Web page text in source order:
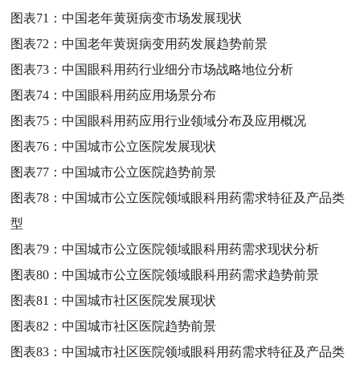
图表71：中国老年黄斑病变市场发展现状
图表72：中国老年黄斑病变用药发展趋势前景
图表73：中国眼科用药行业细分市场战略地位分析
图表74：中国眼科用药应用场景分布
图表75：中国眼科用药应用行业领域分布及应用概况
图表76：中国城市公立医院发展现状
图表77：中国城市公立医院趋势前景
图表78：中国城市公立医院领域眼科用药需求特征及产品类
型
图表79：中国城市公立医院领域眼科用药需求现状分析
图表80：中国城市公立医院领域眼科用药需求趋势前景
图表81：中国城市社区医院发展现状
图表82：中国城市社区医院趋势前景
图表83：中国城市社区医院领域眼科用药需求特征及产品类